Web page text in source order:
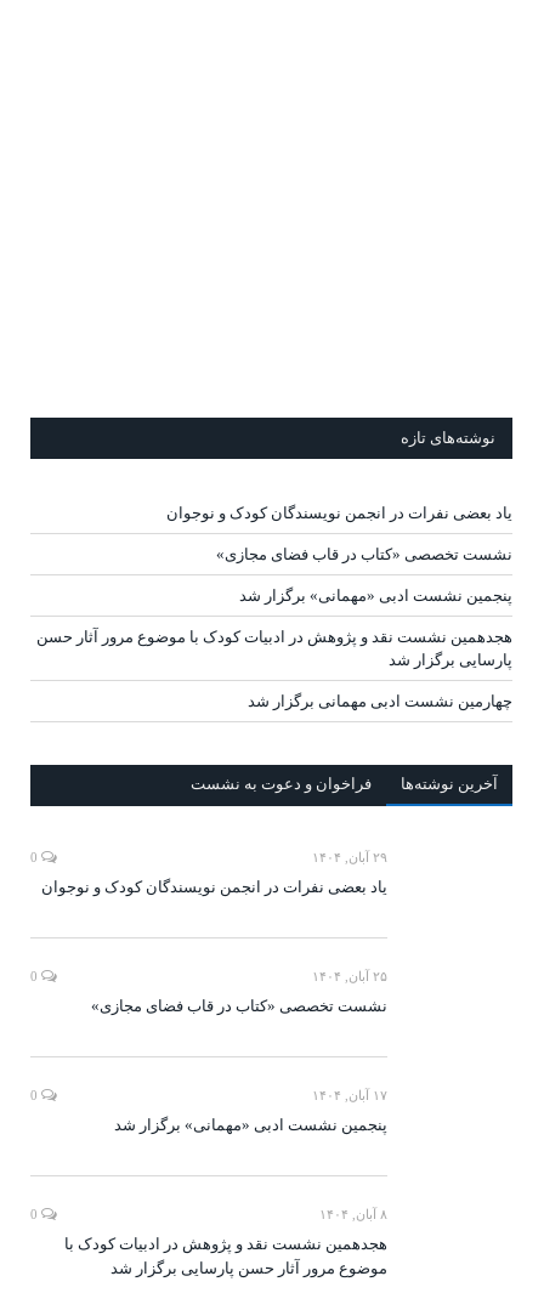
نوشته‌های تازه
یاد بعضی نفرات در انجمن نویسندگان کودک و نوجوان
نشست تخصصی «کتاب در قاب فضای مجازی»
پنجمین نشست ادبی «مهمانی» برگزار شد
هجدهمین نشست نقد و پژوهش در ادبیات کودک با موضوع مرور آثار حسن
پارسایی برگزار شد
چهارمین نشست ادبی مهمانی برگزار شد
آخرين‌ نوشته‌ها فراخوان و دعوت به نشست
۲۹ آبان, ۱۴۰۴
یاد بعضی نفرات در انجمن نویسندگان کودک و نوجوان
۲۵ آبان, ۱۴۰۴
نشست تخصصی «کتاب در قاب فضای مجازی»
۱۷ آبان, ۱۴۰۴
پنجمین نشست ادبی «مهمانی» برگزار شد
۸ آبان, ۱۴۰۴
هجدهمین نشست نقد و پژوهش در ادبیات کودک با
موضوع مرور آثار حسن پارسایی برگزار شد